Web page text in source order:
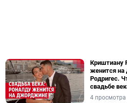
Криштиану
женится
Родригес.
свадьбе
4 просмотра